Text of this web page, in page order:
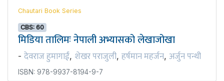
Chautari Book Series
CBS: 60
मिडिया तालिमः नेपाली अभ्यासको लेखाजोखा
- देवराज हुमागाईं, शेखर पराजुली, हर्षमान महर्जन, अर्जुन पन्थी
ISBN: 978-9937-8194-9-7